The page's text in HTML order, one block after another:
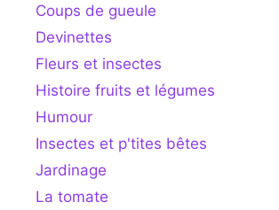
Coups de gueule
Devinettes
Fleurs et insectes
Histoire fruits et légumes
Humour
Insectes et p'tites bêtes
Jardinage
La tomate